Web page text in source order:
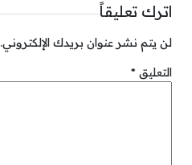
اترك تعليقاً
لن يتم نشر عنوان بريدك الإلكتروني.
التعليق *